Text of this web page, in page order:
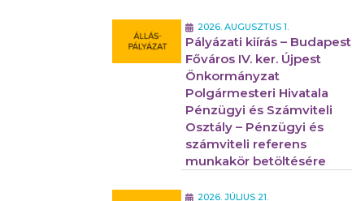
2026. AUGUSZTUS 1.
Pályázati kiírás – Budapest
Főváros IV. ker. Újpest
Önkormányzat
Polgármesteri Hivatala
Pénzügyi és Számviteli
Osztály – Pénzügyi és
számviteli referens
munkakör betöltésére
2026. JÚLIUS 21.